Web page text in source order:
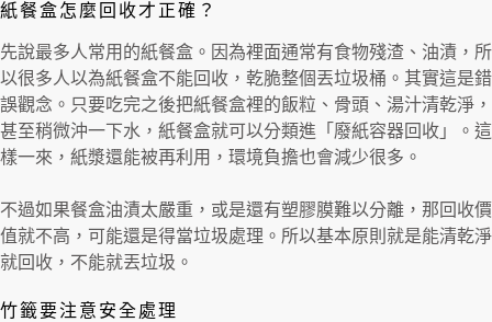
紙餐盒怎麼回收才正確？
先說最多人常用的紙餐盒。因為裡面通常有食物殘渣、油漬，所
以很多人以為紙餐盒不能回收，乾脆整個丟垃圾桶。其實這是錯
誤觀念。只要吃完之後把紙餐盒裡的飯粒、骨頭、湯汁清乾淨，
甚至稍微沖一下水，紙餐盒就可以分類進「廢紙容器回收」。這
樣一來，紙漿還能被再利用，環境負擔也會減少很多。
不過如果餐盒油漬太嚴重，或是還有塑膠膜難以分離，那回收價
值就不高，可能還是得當垃圾處理。所以基本原則就是能清乾淨
就回收，不能就丟垃圾。
竹籤要注意安全處理